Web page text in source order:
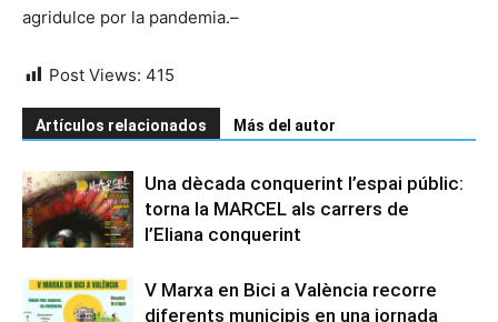
agridulce por la pandemia.–
Post Views: 415
Artículos relacionados Más del autor
Una dècada conquerint l’espai públic:
torna la MARCEL als carrers de
l’Eliana conquerint
V Marxa en Bici a València recorre
diferents municipis en una jornada